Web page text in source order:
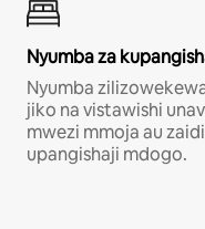
Nyumba za
Nyumba
jiko na vistawishi
mwezi mmoja au
upangishaji mdogo.